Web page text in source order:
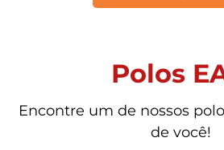
Polos
Encontre um de nossos
de você!